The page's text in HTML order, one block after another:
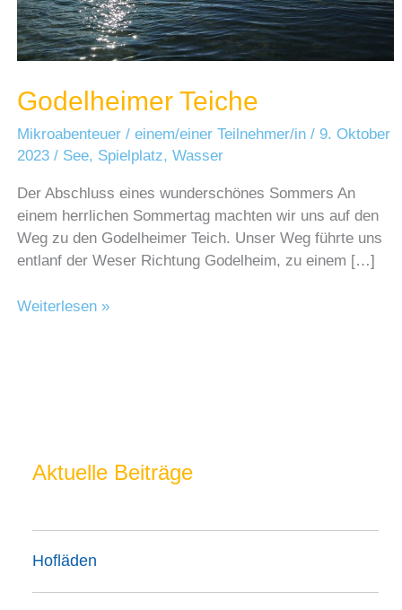
Godelheimer Teiche
Mikroabenteuer /einem/einer Teilnehmer/in/9. Oktober
2023/ See, Spielplatz,Wasser
Der Abschluss eines wunderschönes Sommers An
einem herrlichen Sommertag machten wir uns auf den
Weg zu den Godelheimer Teich. Unser Weg führte uns
entlanf der Weser Richtung Godelheim, zu einem […]
Godelheimer
Weiterlesen »
Aktuelle Beiträge
Hofläden